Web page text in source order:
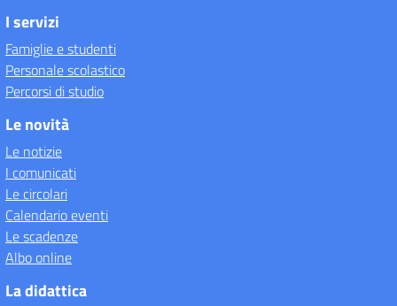
I servizi
Famiglie e studenti
Personale scolastico
Percorsi di studio
Le novità
Le notizie
I comunicati
Le circolari
Calendario eventi
Le scadenze
Albo online
La didattica